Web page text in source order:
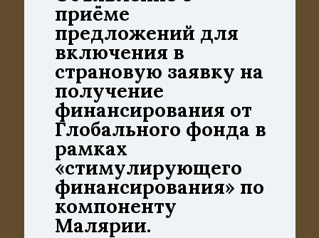
приёме
предложений для
включения в
страновую заявку на
получение
финансирования от
Глобального фонда в
рамках
«стимулирующего
финансирования» по
компоненту
Малярии.